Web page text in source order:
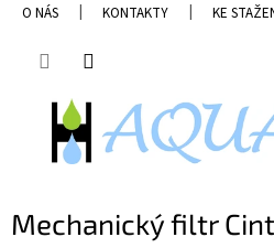
PřejítO NÁS KONTAKTY KE
Mechanický filtr